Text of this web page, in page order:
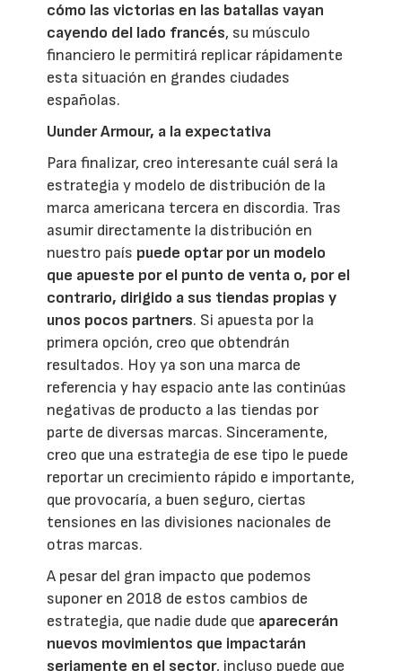
cómo las victorias en las batallas vayan
cayendo del lado francés, su músculo
financiero le permitirá replicar rápidamente
esta situación en grandes ciudades
españolas.
Uunder Armour, a la expectativa
Para finalizar, creo interesante cuál será la
estrategia y modelo de distribución de la
marca americana tercera en discordia. Tras
asumir directamente la distribución en
nuestro país puede optar por un modelo
que apueste por el punto de venta o, por el
contrario, dirigido a sus tiendas propias y
unos pocos partners. Si apuesta por la
primera opción, creo que obtendrán
resultados. Hoy ya son una marca de
referencia y hay espacio ante las continúas
negativas de producto a las tiendas por
parte de diversas marcas. Sinceramente,
creo que una estrategia de ese tipo le puede
reportar un crecimiento rápido e importante,
que provocaría, a buen seguro, ciertas
tensiones en las divisiones nacionales de
otras marcas.
A pesar del gran impacto que podemos
suponer en 2018 de estos cambios de
estrategia, que nadie dude que aparecerán
nuevos movimientos que impactarán
seriamente en el sector, incluso puede que